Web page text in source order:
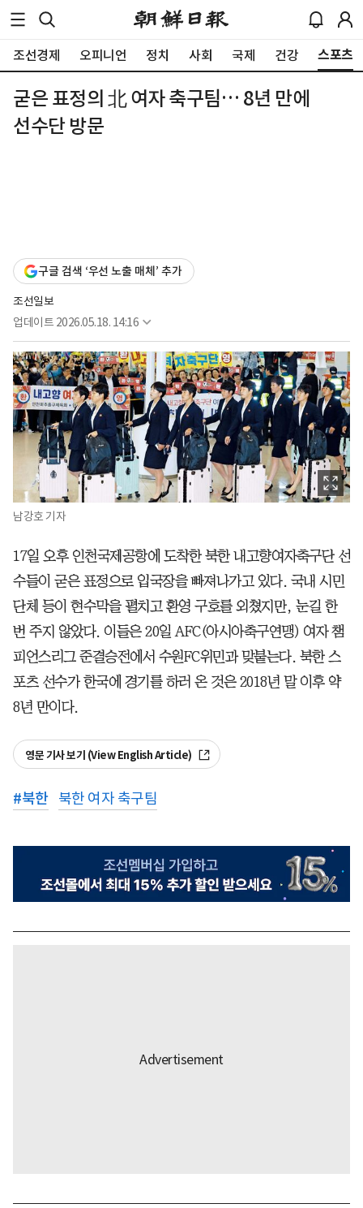
조선경제 오피니언 정치 사회 국제 건강 스포츠
굳은 표정의 北 여자 축구팀… 8년 만에
선수단 방문
구글 검색 ‘우선 노출 매체’ 추가
조선일보
업데이트 2026.05.18. 14:16
남강호 기자
17일 오후 인천국제공항에 도착한 북한 내고향여자축구단 선
수들이 굳은 표정으로 입국장을 빠져나가고 있다. 국내 시민
단체 등이 현수막을 펼치고 환영 구호를 외쳤지만, 눈길 한
번 주지 않았다. 이들은 20일 AFC(아시아축구연맹) 여자 챔
피언스리그 준결승전에서 수원FC위민과 맞붙는다. 북한 스
포츠 선수가 한국에 경기를 하러 온 것은 2018년 말 이후 약
8년 만이다.
영문 기사 보기 (View English Article)
#북한 북한 여자 축구팀